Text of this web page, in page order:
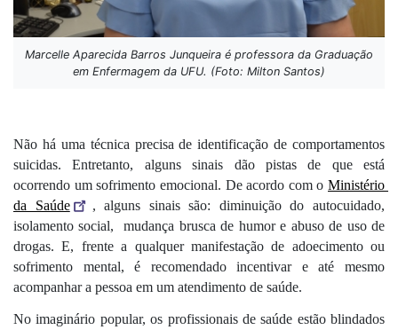
Marcelle Aparecida Barros Junqueira é professora da Graduação
em Enfermagem da UFU. (Foto: Milton Santos)
Não há uma técnica precisa de identificação de comportamentos
suicidas. Entretanto, alguns sinais dão pistas de que está
ocorrendo um sofrimento emocional. De acordo com o Ministério
da Saúde
, alguns sinais são: diminuição do autocuidado,
isolamento social,  mudança brusca de humor e abuso de uso de
drogas. E, frente a qualquer manifestação de adoecimento ou
sofrimento mental, é recomendado incentivar e até mesmo
acompanhar a pessoa em um atendimento de saúde.
No imaginário popular, os profissionais de saúde estão blindados